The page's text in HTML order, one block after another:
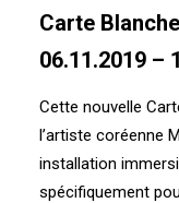
Carte
06.11.2019 –
Cette nouvelle
l’artiste coréenne
installation
spécifiquement